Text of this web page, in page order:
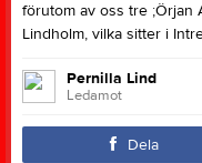
förutom av oss tre ;Örjan
Lindholm, vilka sitter i
Pernilla Lind
Ledamot
Dela